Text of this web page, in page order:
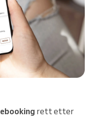
rett etter